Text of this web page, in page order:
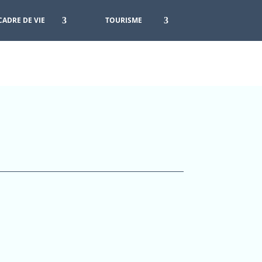
DE VIE TOURISME